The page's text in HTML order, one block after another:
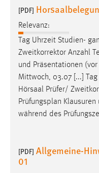
[PDF]
Relevanz:
Tag Uhrzeit Studien-
Zweitkorrektor Anzahl
und Präsentationen
Mittwoch, 03.07 [...]
Hörsaal Prüfer/
Prüfungsplan Klausuren
während des
[PDF] Allgemeine-
01
Name:
site-language-
Zweck:
Das Cookie speichert
Cookie Laufzeit:
30 Tage
MibewSessionID,